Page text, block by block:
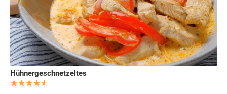
Hühnergeschnetzeltes